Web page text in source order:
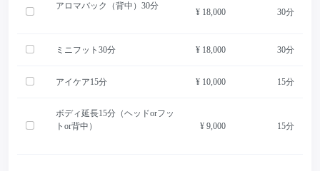
アロマバック（背中）30分
¥ 18,000 30分
ミニフット30分 ¥ 18,000 30分
アイケア15分 ¥ 10,000 15分
ボディ延長15分（ヘッドorフッ
トor背中）
¥ 9,000 15分